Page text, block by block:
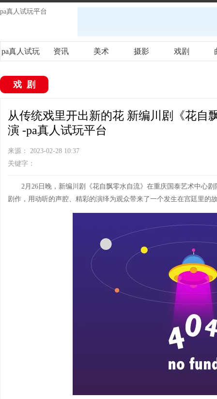
pa真人试玩平台
pa真人试玩 资讯 美术 摄影 戏剧
戏剧
从传统戏里开出新的花 新编川剧《花自
演 -pa真人试玩平台
来源： 2023-02-28 10:37
关键字：
2月26日晚，新编川剧《花自飘零水自流》在重庆国泰艺术中心
剧作，用动听的声腔、精彩的演绎为观众带来了一个发生在宫廷里的